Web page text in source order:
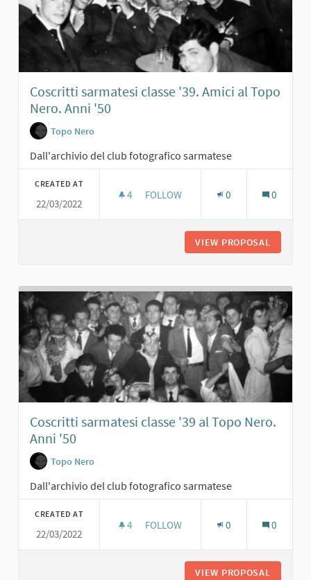
Coscritti sarmatesi classe '39. Amici al Topo
Nero. Anni '50
Topo Nero
Dall'archivio del club fotografico sarmatese
CREATED AT
22/03/2022
4 4 FOLLOWERS
FOLLOW 0 0
VIEW PROPOSAL
Coscritti sarmatesi classe '39 al Topo Nero.
Anni '50
Topo Nero
Dall'archivio del club fotografico sarmatese
CREATED AT
22/03/2022
4 4 FOLLOWERS
FOLLOW 0 0
VIEW PROPOSAL